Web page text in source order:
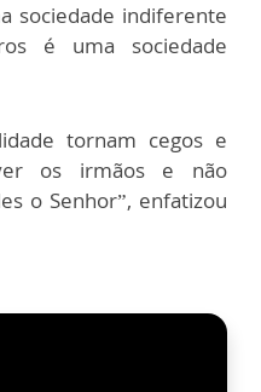
sociedade indiferente
é uma sociedade
tornam cegos e
os irmãos e não
o Senhor”, enfatizou